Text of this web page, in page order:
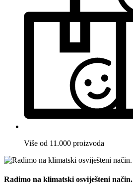
Više od 11.000 proizvoda
Radimo na klimatski osviješteni način.